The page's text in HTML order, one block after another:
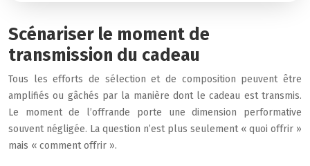
Scénariser le moment de
transmission du cadeau
Tous les efforts de sélection et de composition peuvent être
amplifiés ou gâchés par la manière dont le cadeau est transmis.
Le moment de l’offrande porte une dimension performative
souvent négligée. La question n’est plus seulement « quoi offrir »
mais « comment offrir ».